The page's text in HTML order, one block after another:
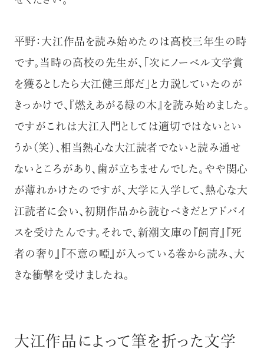
平野：大江作品を読み始めたのは高校三年生の時
です。当時の高校の先生が、「次にノーベル文学賞
を獲るとしたら大江健三郎だ」と力説していたのが
きっかけで、『燃えあがる緑の木』を読み始めました。
ですがこれは大江入門としては適切ではないとい
うか（笑）、相当熱心な大江読者でないと読み通せ
ないところがあり、歯が立ちませんでした。やや関心
が薄れかけたのですが、大学に入学して、熱心な大
江読者に会い、初期作品から読むべきだとアドバイ
スを受けたんです。それで、新潮文庫の『飼育』『死
者の奢り』『不意の啞』が入っている巻から読み、大
きな衝撃を受けましたね。
大江作品によって筆を折った文学